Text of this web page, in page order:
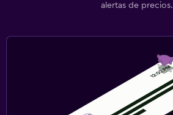
alertas de precios.